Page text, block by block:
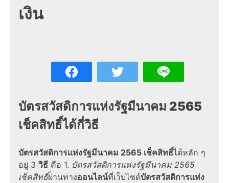
เงิน
บัตรสวัสดิการแห่งรัฐมีนาคม 2565
เช็คสิทธิ์ได้กี่วิธี
บัตรสวัสดิการแห่งรัฐมีนาคม 2565 เช็คสิทธิ์ได้หลัก ๆ
อยู่ 3 วิธี คือ 1. บัตรสวัสดิการแห่งรัฐมีนาคม 2565
เช็คสิทธิ์ผ่านทางออนไลน์ที่เว็บไซต์บัตรสวัสดิการแห่ง